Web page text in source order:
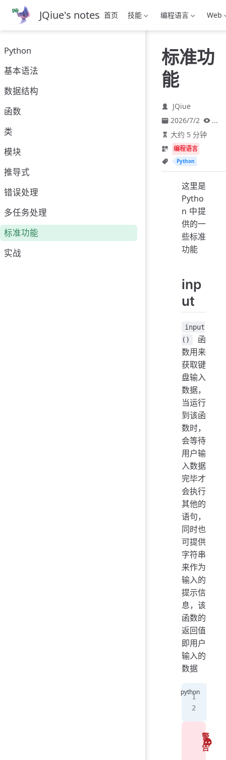
跳
主
內
容
JQiue's notes 首页 技能 编程语言 Web
Python
基本语法
数据结构
函数
类
模块
推导式
错误处理
多任务处理
标准功能
实战
标准功
能
JQiue
2026/7/2
...
大约 5 分钟
编程语言
Python
这里是
Pytho
n 中提
供的一
些标准
功能
inp
ut
input
()
函
数用来
获取键
盘输入
数据，
当运行
到该函
数时，
会等待
用户输
入数据
完毕才
会执行
其他的
语句，
同时也
可提供
字符串
来作为
输入的
提示信
息，该
函数的
返回值
即用户
输入的
数据
警
告